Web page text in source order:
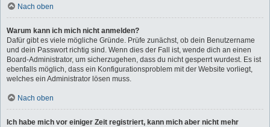
Nach oben
Warum kann ich mich nicht anmelden?
Dafür gibt es viele mögliche Gründe. Prüfe zunächst, ob dein Benutzername
und dein Passwort richtig sind. Wenn dies der Fall ist, wende dich an einen
Board-Administrator, um sicherzugehen, dass du nicht gesperrt wurdest. Es ist
ebenfalls möglich, dass ein Konfigurationsproblem mit der Website vorliegt,
welches ein Administrator lösen muss.
Nach oben
Ich habe mich vor einiger Zeit registriert, kann mich aber nicht mehr